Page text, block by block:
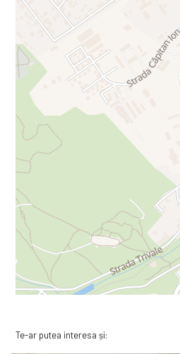
Te-ar putea interesa și: